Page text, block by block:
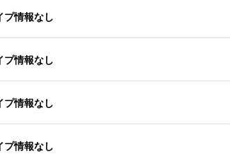
情報なし
情報なし
情報なし
情報なし